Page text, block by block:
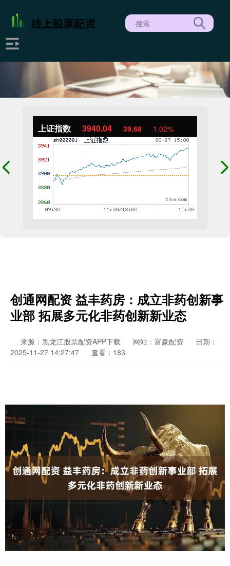
上证指数 3940.04 39.68 1.02%
创通网配资 益丰药房：成立非药创新事
业部 拓展多元化非药创新新业态
来源：黑龙江股票配资APP下载 网站：富豪配资
日期：
2025-11-27 14:27:47
查看：183